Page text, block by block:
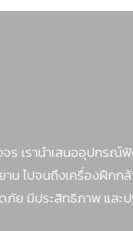
รานำเสนออุปกรณ์ฟิต
ไปจนถึงเครื่องฝึกก
มีประสิทธิภาพ และป